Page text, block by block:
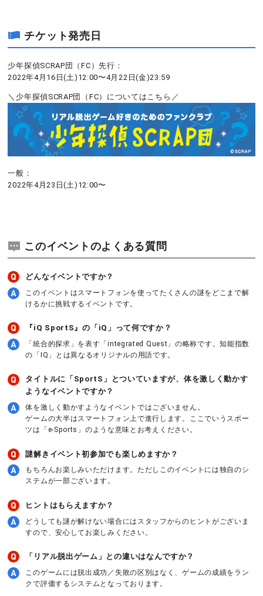
チケット発売日
少年探偵SCRAP団（FC）先行：
2022年4月16日(土)12:00〜4月22日(金)23:59
＼少年探偵SCRAP団（FC）についてはこちら／
一般：
2022年4月23日(土)12:00〜
このイベントのよくある質問
どんなイベントですか？
このイベントはスマートフォンを使ってたくさんの謎をどこまで解
けるかに挑戦するイベントです。
『iQ SportS』の「iQ」って何ですか？
「統合的探求」を表す「integrated Quest」の略称です。知能指数
の「IQ」とは異なるオリジナルの用語です。
タイトルに「SportS」とついていますが、体を激しく動かす
ようなイベントですか？
体を激しく動かすようなイベントではございません。
ゲームの大半はスマートフォン上で進行します。ここでいうスポー
ツは「e-Sports」のような意味とお考えください。
謎解きイベント初参加でも楽しめますか？
もちろんお楽しみいただけます。ただしこのイベントには独自のシ
ステムが一部ございます。
ヒントはもらえますか？
どうしても謎が解けない場合にはスタッフからのヒントがございま
すので、安心してお楽しみください。
「リアル脱出ゲーム」との違いはなんですか？
このゲームには脱出成功／失敗の区別はなく、ゲームの成績をラン
クで評価するシステムとなっております。